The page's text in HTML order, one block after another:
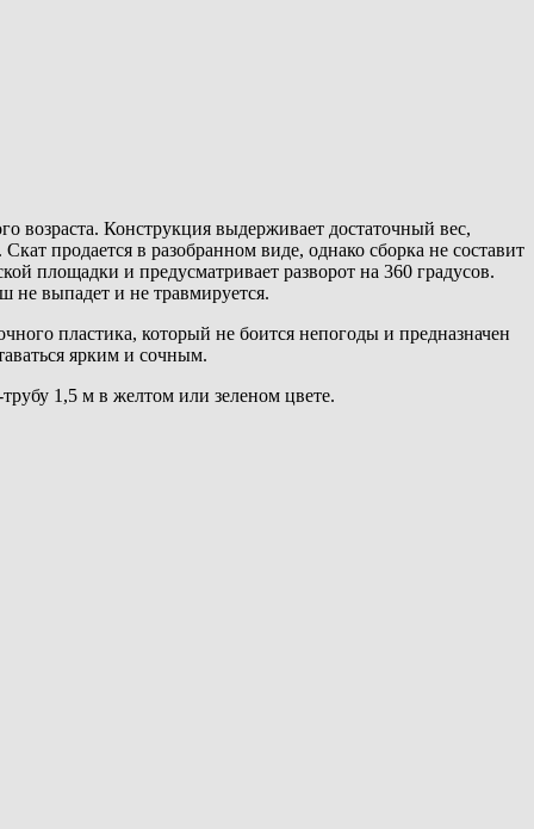
возраста. Конструкция выдерживает достаточный вес,
продается в разобранном виде, однако сборка не составит
площадки и предусматривает разворот на 360 градусов.
не выпадет и не травмируется.
пластика, который не боится непогоды и предназначен
ярким и сочным.
1,5 м в желтом или зеленом цвете.